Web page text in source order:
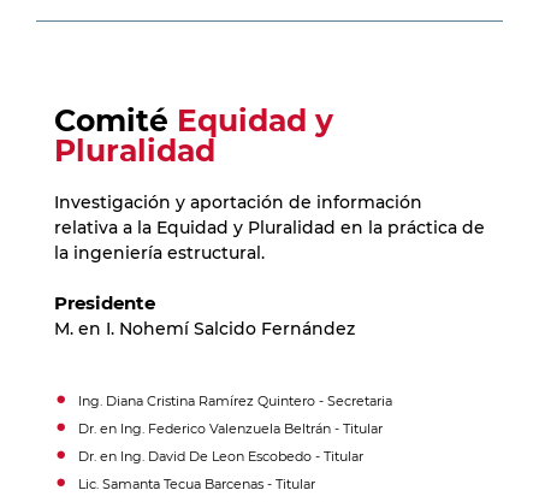
Comité Equidad y
Pluralidad
Investigación y aportación de información
relativa a la Equidad y Pluralidad en la práctica de
la ingeniería estructural.
Presidente
M. en I. Nohemí Salcido Fernández
Ing. Diana Cristina Ramírez Quintero - Secretaria
Dr. en Ing. Federico Valenzuela Beltrán - Titular
Dr. en Ing. David De Leon Escobedo - Titular
Lic. Samanta Tecua Barcenas - Titular